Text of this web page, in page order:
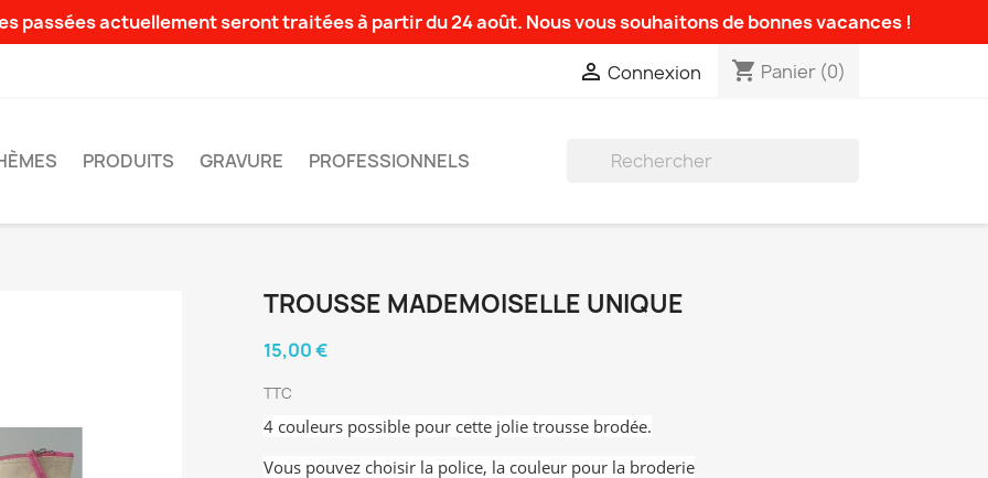
passées actuellement seront traitées à partir du 24 août. Nous vous souhaitons de bonnes vacances !
 Connexion shopping_cart Panier (0)
PRODUITS GRAVURE PROFESSIONNELS
TROUSSE MADEMOISELLE UNIQUE
15,00 €
TTC
4 couleurs possible pour cette jolie trousse brodée.
Vous pouvez choisir la police, la couleur pour la broderie